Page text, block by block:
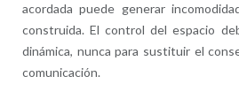
acordada puede generar
construida. El control del espacio
dinámica, nunca para sustituir el
comunicación.